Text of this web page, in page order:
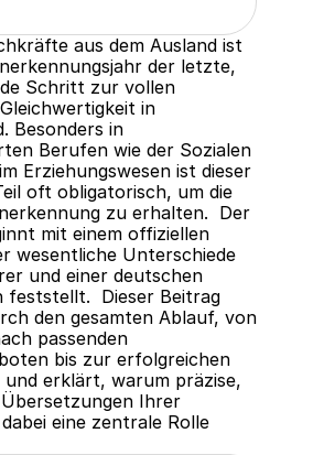
aus dem Ausland ist
der letzte,
Schritt zur vollen
in
Besonders in
Berufen wie der Sozialen
Erziehungswesen ist dieser
oft obligatorisch, um die
zu erhalten.  Der
mit einem offiziellen
wesentliche Unterschiede
und einer deutschen
feststellt.  Dieser Beitrag
den gesamten Ablauf, von
passenden
bis zur erfolgreichen
und erklärt, warum präzise,
Ihrer
eine zentrale Rolle